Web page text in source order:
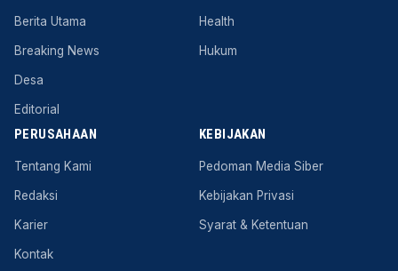
Berita Utama
Breaking News
Desa
Editorial
Health
Hukum
PERUSAHAAN
Tentang Kami
Redaksi
Karier
Kontak
KEBIJAKAN
Pedoman Media Siber
Kebijakan Privasi
Syarat & Ketentuan